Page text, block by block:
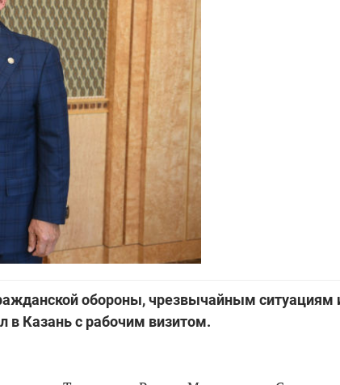
обороны, чрезвычайным ситуациям
в Казань с рабочим визитом.